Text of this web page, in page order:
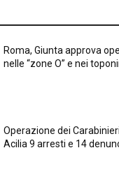
Roma, Giunta approva
nelle “zone O” e nei
Operazione dei
Acilia 9 arresti e 14